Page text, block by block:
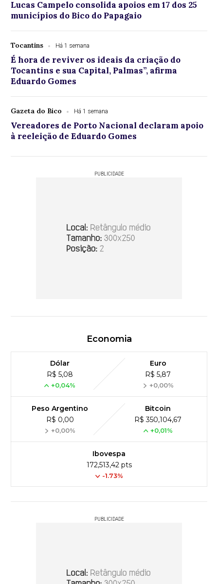
Lucas Campelo consolida apoios em 17 dos 25
municípios do Bico do Papagaio
Tocantins Há 1 semana
É hora de reviver os ideais da criação do
Tocantins e sua Capital, Palmas”, afirma
Eduardo Gomes
Gazeta do Bico Há 1 semana
Vereadores de Porto Nacional declaram apoio
à reeleição de Eduardo Gomes
PUBLICIDADE
Economia
Dólar
R$ 5,08
+0,04%
Euro
R$ 5,87
+0,00%
Peso Argentino
R$ 0,00
+0,00%
Bitcoin
R$ 350,104,67
+0,01%
Ibovespa
172,513,42 pts
-1.73%
PUBLICIDADE